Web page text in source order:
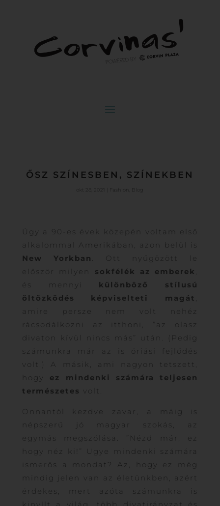
ŐSZ SZÍNESBEN, SZÍNEKBEN
Blog
Úgy a 90-es évek közepén voltam első
alkalommal Amerikában, azon belül is
New Yorkban . Ott nyűgözött le
először milyen sokfélék az emberek ,
és mennyi különböző stílusú
öltözködés képviselteti magát ,
amire persze nem volt nehéz
rácsodálkozni az itthoni, ”az olasz
divaton kívül nincs más” után. (Pedig
számunkra már az is óriási fejlődés
volt.) A másik, ami nagyon tetszett,
hogy ez mindenki számára teljesen
természetes
volt.
Onnantól kezdve zavar, a máig is
népszerű jó magyar szokás, az
egymás megszólása. ”Nézd már, ez
hogy néz ki!” Ugye mindenki számára
ismerős a mondat? Az, hogy ez még
mindig jelen van az életünkben, azért
érdekes, mert azóta számunkra is